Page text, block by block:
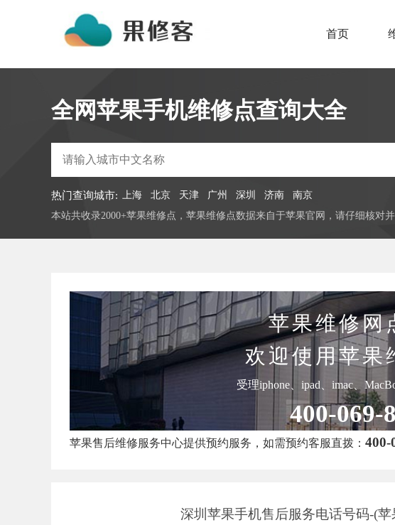
首页
全网苹果手机维修点查询大全
热门查询城市: 上海 北京 天津 广州 深圳 济南
南京
本站共收录2000+苹果维修点，苹果维修点数据来自于苹果官网，请仔细核对
苹果维修网
欢迎使用苹果
受理iphone、ipad、imac、
400-069-
苹果售后维修服务中心提供预约服务，如需预约客服直拨：400-
深圳苹果手机售后服务电话号码-(